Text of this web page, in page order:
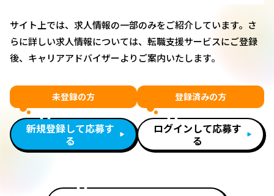
サイト上では、求人情報の一部のみをご紹介しています。さ
らに詳しい求人情報については、転職支援サービスにご登録
後、キャリアアドバイザーよりご案内いたします。
未登録の方
新規登録して応募す
る
登録済みの方
ログインして応募す
る